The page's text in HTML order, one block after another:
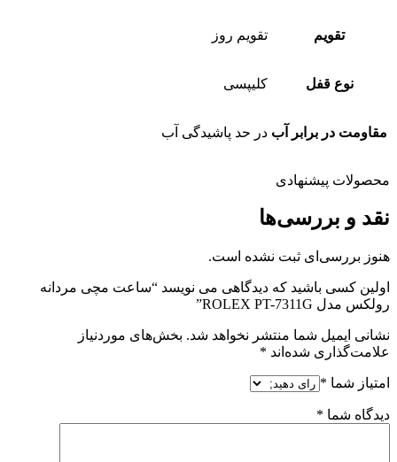
تقویم تقویم روز
نوع قفل کلیپسی
مقاومت در برابر آب در حد پاشیدگی آب
محصولات پیشنهادی
نقد و بررسی‌ها
هنوز بررسی‌ای ثبت نشده است.
اولین کسی باشید که دیدگاهی می نویسد “ساعت مچی مردانه
رولکس مدل ROLEX PT-7311G”
نشانی ایمیل شما منتشر نخواهد شد. بخش‌های موردنیاز
علامت‌گذاری شده‌اند *
امتیاز شما *
دیدگاه شما *